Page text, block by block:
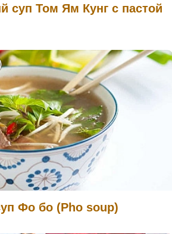
суп Том Ям Кунг с пастой
Фо бо (Pho soup)